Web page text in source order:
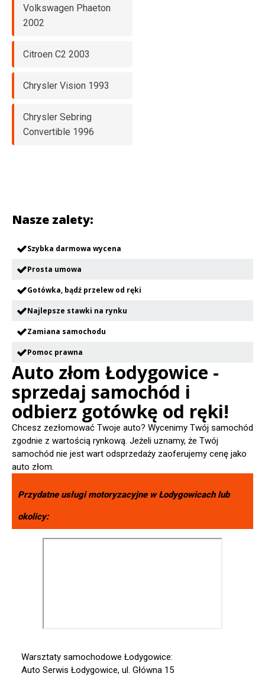
Volkswagen Phaeton
2002
Citroen C2 2003
Chrysler Vision 1993
Chrysler Sebring
Convertible 1996
Nasze zalety:
Szybka darmowa wycena
Prosta umowa
Gotówka, bądź przelew od ręki
Najlepsze stawki na rynku
Zamiana samochodu
Pomoc prawna
Auto złom Łodygowice -
sprzedaj samochód i
odbierz gotówkę od ręki!
Chcesz zezłomować Twoje auto? Wycenimy Twój samochód
zgodnie z wartością rynkową. Jeżeli uznamy, że Twój
samochód nie jest wart odsprzedaży zaoferujemy cenę jako
auto złom.
Przydatne usługi motoryzacyjne wŁodygowicachlub
okolicy:
Warsztaty samochodowe Łodygowice:
Auto Serwis Łodygowice, ul. Główna 15